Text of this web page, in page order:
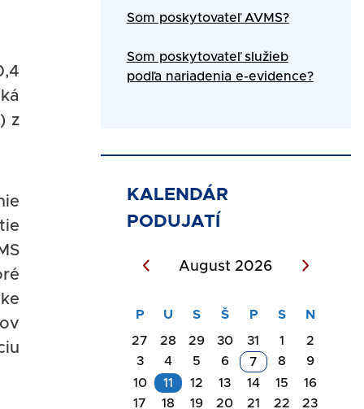
z
Som poskytovateľ AVMS?
Som poskytovateľ služieb
podľa nariadenia e-evidence?
KALENDÁR
PODUJATÍ
August 2026
27 28 29 30 31 1
2
3
4 5 6 7 8
9
10
11 12 13 14 15
16
17
18 19 20 21 22
23